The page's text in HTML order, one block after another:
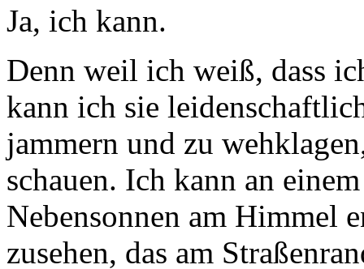
Ja, ich kann.
Denn weil ich weiß, dass
kann ich sie
jammern und zu
schauen. Ich kann an
Nebensonnen am Himmel
zusehen, das am